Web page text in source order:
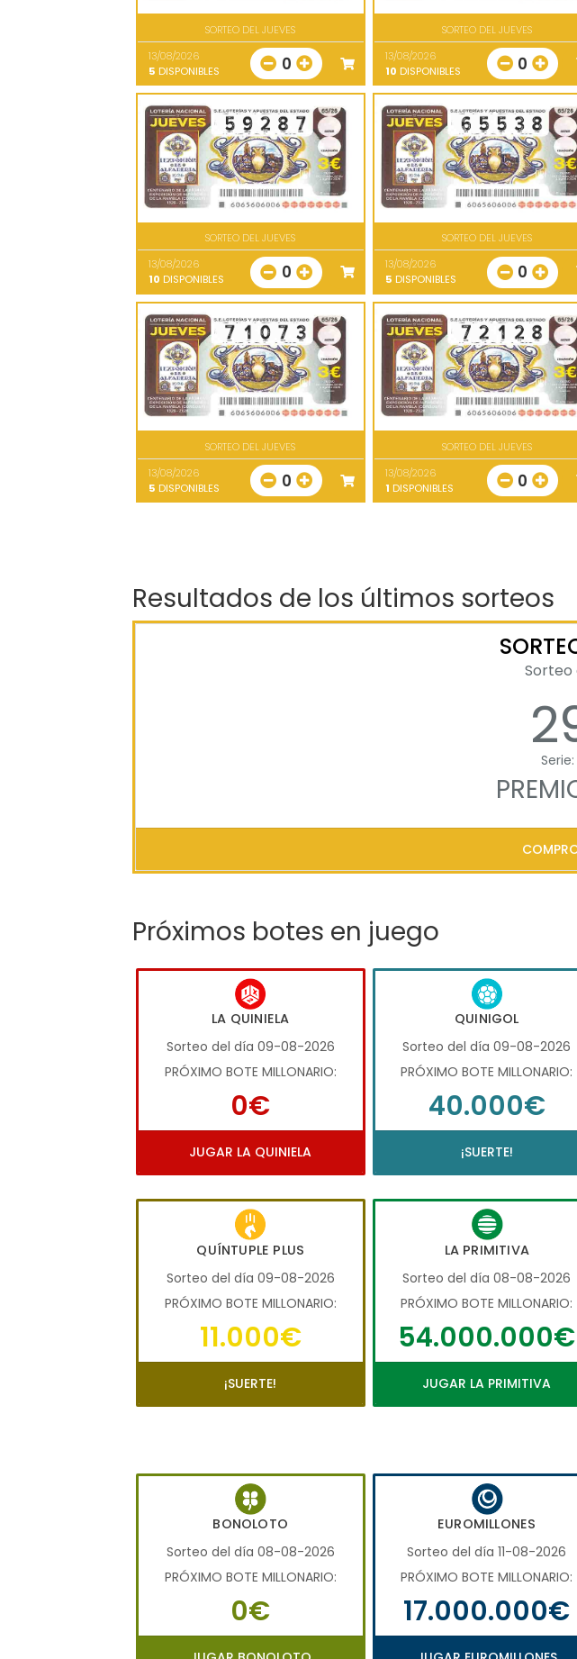
SORTEO DEL JUEVES
13/08/2026
5 DISPONIBLES 0
SORTEO DEL JUEVES
13/08/2026
10 DISPONIBLES 0
SORTEO DEL JUEVES
13/08/2026
10 DISPONIBLES 0
SORTEO DEL JUEVES
13/08/2026
5 DISPONIBLES 0
SORTEO DEL JUEVES
13/08/2026
5 DISPONIBLES 0
SORTEO DEL JUEVES
13/08/2026
1 DISPONIBLES 0
Resultados de los últimos sorteos
Próximos botes en juego
LA QUINIELA
Sorteo del día 09-08-2026
PRÓXIMO BOTE MILLONARIO:
0€
JUGAR LA QUINIELA
QUINIGOL
Sorteo del día 09-08-2026
PRÓXIMO BOTE MILLONARIO:
40.000€
¡SUERTE!
QUÍNTUPLE PLUS
Sorteo del día 09-08-2026
PRÓXIMO BOTE MILLONARIO:
11.000€
¡SUERTE!
LA PRIMITIVA
Sorteo del día 08-08-2026
PRÓXIMO BOTE MILLONARIO:
54.000.000€
JUGAR LA PRIMITIVA
BONOLOTO
Sorteo del día 08-08-2026
PRÓXIMO BOTE MILLONARIO:
0€
EUROMILLONES
Sorteo del día 11-08-2026
PRÓXIMO BOTE MILLONARIO:
17.000.000€